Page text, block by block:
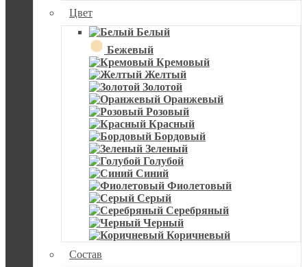
Цвет
Белый
Бежевый
Кремовый
Желтый
Золотой
Оранжевый
Розовый
Красный
Бордовый
Зеленый
Голубой
Синий
Фиолетовый
Серый
Серебряный
Черный
Коричневый
Состав